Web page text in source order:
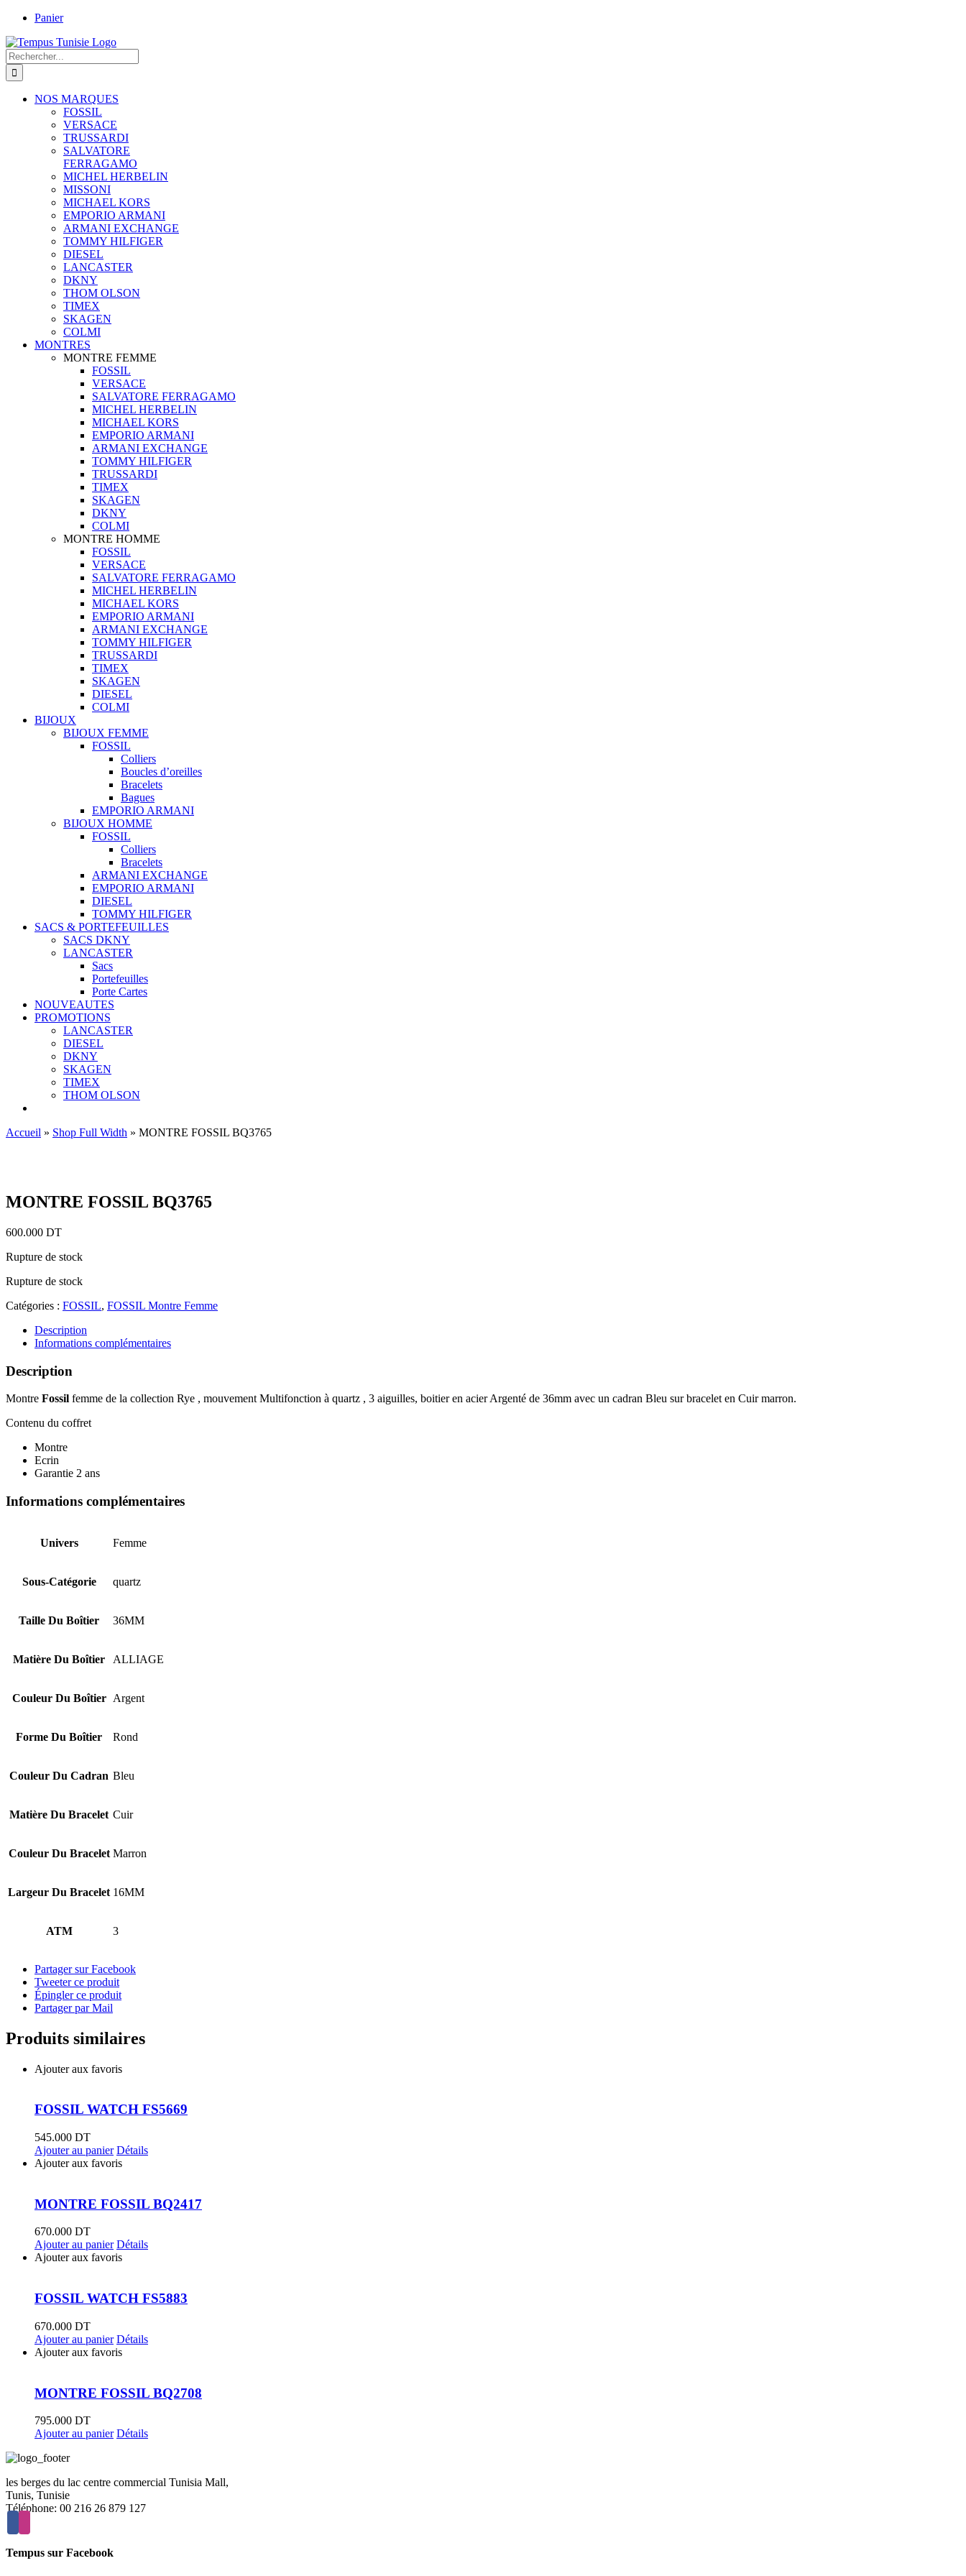
Passer
contenu
Panier
Rechercher:
NOS MARQUES
FOSSIL
VERSACE
TRUSSARDI
SALVATORE
FERRAGAMO
MICHEL HERBELIN
MISSONI
MICHAEL KORS
EMPORIO ARMANI
ARMANI EXCHANGE
TOMMY HILFIGER
DIESEL
LANCASTER
DKNY
THOM OLSON
TIMEX
SKAGEN
COLMI
MONTRES
MONTRE FEMME
FOSSIL
VERSACE
SALVATORE FERRAGAMO
MICHEL HERBELIN
MICHAEL KORS
EMPORIO ARMANI
ARMANI EXCHANGE
TOMMY HILFIGER
TRUSSARDI
TIMEX
SKAGEN
DKNY
COLMI
MONTRE HOMME
FOSSIL
VERSACE
SALVATORE FERRAGAMO
MICHEL HERBELIN
MICHAEL KORS
EMPORIO ARMANI
ARMANI EXCHANGE
TOMMY HILFIGER
TRUSSARDI
TIMEX
SKAGEN
DIESEL
COLMI
BIJOUX
BIJOUX FEMME
FOSSIL
Colliers
Boucles d’oreilles
Bracelets
Bagues
EMPORIO ARMANI
BIJOUX HOMME
FOSSIL
Colliers
Bracelets
ARMANI EXCHANGE
EMPORIO ARMANI
DIESEL
TOMMY HILFIGER
SACS & PORTEFEUILLES
SACS DKNY
LANCASTER
Sacs
Portefeuilles
Porte Cartes
NOUVEAUTES
PROMOTIONS
LANCASTER
DIESEL
DKNY
SKAGEN
TIMEX
THOM OLSON
Accueil » Shop Full Width » MONTRE FOSSIL BQ3765
MONTRE FOSSIL BQ3765
600.000 DT
Rupture de stock
Rupture de stock
Catégories : FOSSIL, FOSSIL Montre Femme
Description
Informations complémentaires
Description
Montre Fossil femme de la collection Rye , mouvement Multifonction à quartz , 3 aiguilles, boitier en acier Argenté de 36mm avec un cadran Bleu sur bracelet en Cuir marron.
Contenu du coffret
Montre
Ecrin
Garantie 2 ans
Informations complémentaires
Univers Femme
Sous-Catégorie quartz
Taille Du Boîtier 36MM
Matière Du Boîtier ALLIAGE
Couleur Du Boîtier Argent
Forme Du Boîtier Rond
Couleur Du Cadran Bleu
Matière Du Bracelet Cuir
Couleur Du Bracelet Marron
Largeur Du Bracelet 16MM
ATM 3
Partager sur Facebook
Tweeter ce produit
Épingler ce produit
Partager par Mail
Produits similaires
Ajouter aux favoris
FOSSIL WATCH FS5669
545.000 DT
Ajouter au panier Détails
Ajouter aux favoris
MONTRE FOSSIL BQ2417
670.000 DT
Ajouter au panier Détails
Ajouter aux favoris
FOSSIL WATCH FS5883
670.000 DT
Ajouter au panier Détails
Ajouter aux favoris
MONTRE FOSSIL BQ2708
795.000 DT
Ajouter au panier Détails
les berges du lac centre commercial Tunisia Mall,
Tunis, Tunisie
Téléphone: 00 216 26 879 127
Tempus sur Facebook